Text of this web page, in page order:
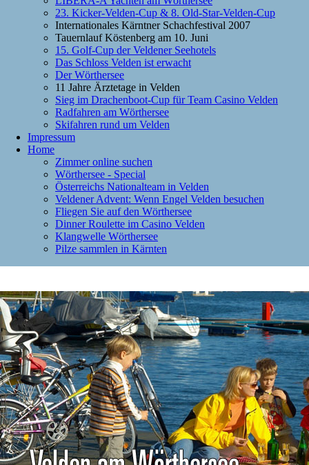
23. Kicker-Velden-Cup & 8. Old-Star-Velden-Cup
Internationales Kärntner Schachfestival 2007
Tauernlauf Köstenberg am 10. Juni
15. Golf-Cup der Veldener Seehotels
Das Schloss Velden ist erwacht
Der Wörthersee
11 Jahre Ärztetage in Velden
Sieg im Drachenboot-Cup für Team Casino Velden
Radfahren am Wörthersee
Skifahren rund um Velden
Impressum
Home
Zimmer online suchen
Wörthersee - Special
Österreichs Nationalteam in Velden
Veldener Advent: Wenn Engel Velden besuchen
Fliegen Sie auf den Wörthersee
Dinner Roulette im Casino Velden
Klangwelle Wörthersee
Pilze sammlen in Kärnten